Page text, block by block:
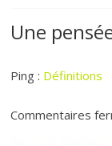
Une
Ping : Définitions
Commentaires